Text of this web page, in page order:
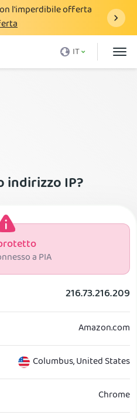
l'imperdibile offerta
IT
indirizzo IP?
a PIA
216.73.216.209
Amazon.com
Columbus,United States
Chrome